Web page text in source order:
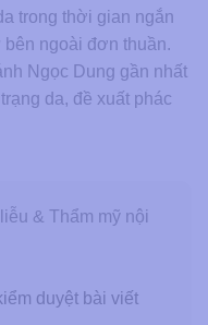
trong thời gian ngắn
ngoài đơn thuần.
Ngọc Dung gần nhất
da, đề xuất phác
& Thẩm mỹ nội
duyệt bài viết